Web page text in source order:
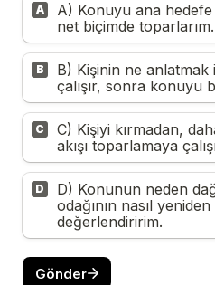
A
A) Konuyu ana
net biçimde toparlarım.
B
B) Kişinin ne anlatmak
çalışır, sonra konuyu
C
C) Kişiyi kırmadan,
akışı toparlamaya
D
D) Konunun neden
odağının nasıl
değerlendiririm.
Gönder